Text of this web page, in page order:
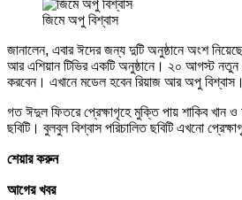
জিমে অপু বিশ্বাস
জানালেন, এবার ঈদের জন্য দুটি অনুষ্ঠানে অংশ
আর এশিয়ান টিভির একটি অনুষ্ঠানে। ২০ আগস্ট নতুন
করবেন। এখানে মডেল হবেন রিয়াজ আর অপু বিশ্বাস।
গত ঈদুল ফিতরে প্রেক্ষাগৃহে মুক্তি পায় শাকিব খান ও
ছবিটি। বুলবুল বিশ্বাস পরিচালিত ছবিটি এখনো
শেয়ার করুন
আগের খবর